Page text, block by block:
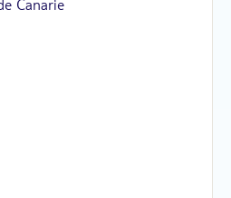
Canarie